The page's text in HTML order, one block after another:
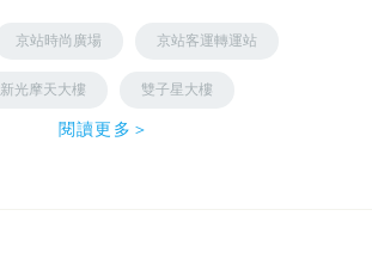
京站時尚廣場 京站客運轉運站
新光摩天大樓 雙子星大樓
閱讀更多＞